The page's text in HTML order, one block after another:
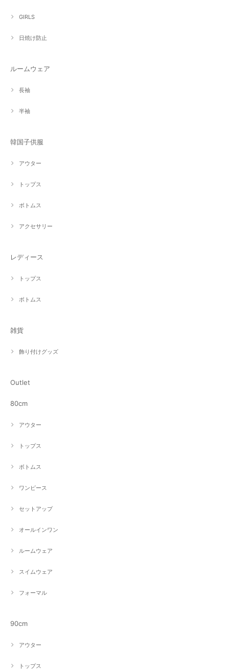
GIRLS
日焼け防止
ルームウェア
長袖
半袖
韓国子供服
アウター
トップス
ボトムス
アクセサリー
レディース
トップス
ボトムス
雑貨
飾り付けグッズ
Outlet
80cm
アウター
トップス
ボトムス
ワンピース
セットアップ
オールインワン
ルームウェア
スイムウェア
フォーマル
90cm
アウター
トップス